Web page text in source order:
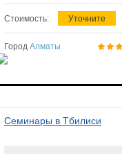
Стоимость: Уточните
Город Алматы
Семинары в Тбилиси